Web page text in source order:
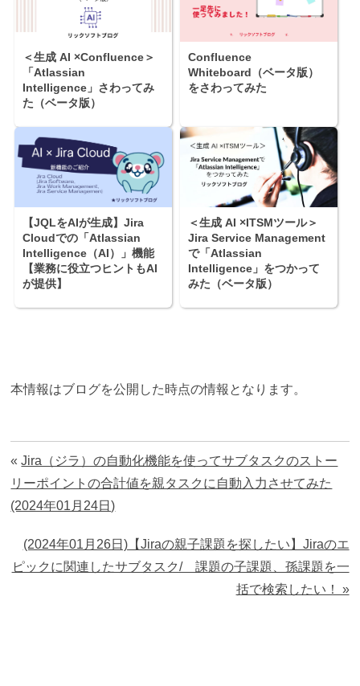
＜生成 AI ×Confluence＞
「Atlassian
Intelligence」さわってみ
た（ベータ版）
Confluence
Whiteboard（ベータ版）
をさわってみた
【JQLをAIが生成】Jira
Cloudでの「Atlassian
Intelligence（AI）」機能
【業務に役立つヒントもAI
が提供】
＜生成 AI ×ITSMツール＞
Jira Service Management
で「Atlassian
Intelligence」をつかって
みた（ベータ版）
本情報はブログを公開した時点の情報となります。
«Jira（ジラ）の自動化機能を使ってサブタスクのストー
リーポイントの合計値を親タスクに自動入力させてみた
(2024年01月24日)
(2024年01月26日)【Jiraの親子課題を探したい】Jiraのエ
ピックに関連したサブタスク/ 課題の子課題、孫課題を一
括で検索したい！ »